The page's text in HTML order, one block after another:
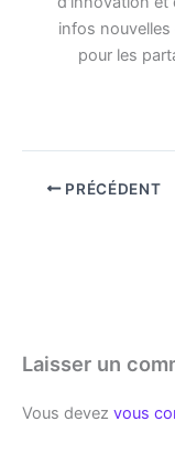
infos
pour les
PRÉCÉDENT
Laisser un
Vous devez vous